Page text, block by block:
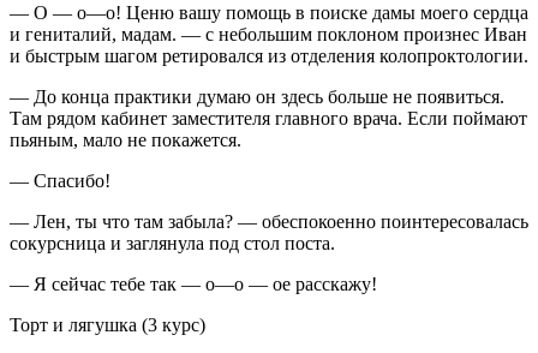
— О — о—о! Ценю вашу помощь в поиске дамы моего сердца
и гениталий, мадам. — с небольшим поклоном произнес Иван
и быстрым шагом ретировался из отделения колопроктологии.
— До конца практики думаю он здесь больше не появиться.
Там рядом кабинет заместителя главного врача. Если поймают
пьяным, мало не покажется.
— Спасибо!
— Лен, ты что там забыла? — обеспокоенно поинтересовалась
сокурсница и заглянула под стол поста.
— Я сейчас тебе так — о—о — ое расскажу!
Торт и лягушка (3 курс)